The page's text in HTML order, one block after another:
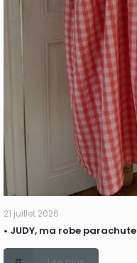
21 juillet 2026
• JUDY, ma robe parachute